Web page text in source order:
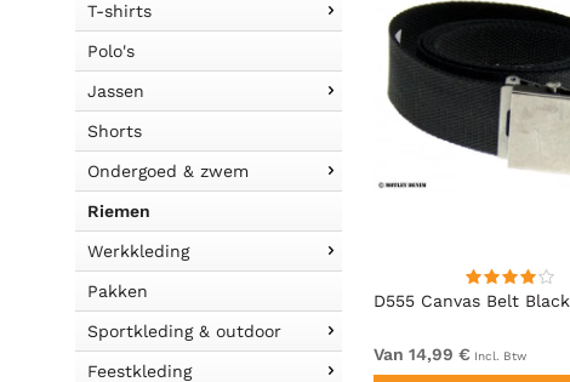
T-shirts
Polo's
Jassen
Shorts
Ondergoed & zwem
Riemen
Werkkleding
Pakken
Sportkleding & outdoor
Feestkleding
D555 Dylan Tan Bonded Leather
Belt
19,99 €Incl. Btw
D555 Canvas Belt Black
Van 14,99 € Incl. Btw